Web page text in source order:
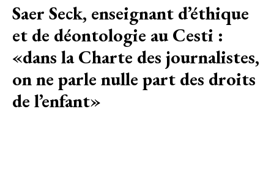
Saer Seck, enseignant d’éthique
et de déontologie au Cesti :
«dans la Charte des journalistes,
on ne parle nulle part des droits
de l’enfant»